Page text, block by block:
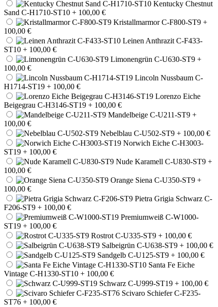
Kentucky Chestnut
Sand C-H1710-ST10 + 100,00 €
Kristallmarmor C-F800-ST9 +
100,00 €
Leinen Anthrazit C-F433-
ST10 + 100,00 €
Limonengrün C-U630-ST9 +
100,00 €
Lincoln Nussbaum C-
H1714-ST19 + 100,00 €
Lorenzo Eiche
Beigegrau C-H3146-ST19 + 100,00 €
Mandelbeige C-U211-ST9 +
100,00 €
Nebelblau C-U502-ST9 + 100,00 €
Norwich Eiche C-H3003-
ST19 + 100,00 €
Nude Karamell C-U830-ST9 +
100,00 €
Orange Siena C-U350-ST9 +
100,00 €
Pietra Grigia Schwarz C-
F206-ST9 + 100,00 €
Premiumweiß C-W1000-
ST19 + 100,00 €
Rostrot C-U335-ST9 + 100,00 €
Salbeigrün C-U638-ST9 + 100,00 €
Sandgelb C-U125-ST9 + 100,00 €
Santa Fe Eiche
Vintage C-H1330-ST10 + 100,00 €
Schwarz C-U999-ST19 + 100,00 €
Scivaro Schiefer C-F235-
ST76 + 100,00 €